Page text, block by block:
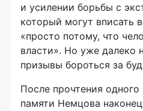
и усилении борьбы с
который могут вписать
«просто потому, что
власти». Но уже далеко
призывы бороться за
После прочтения
памяти Немцова